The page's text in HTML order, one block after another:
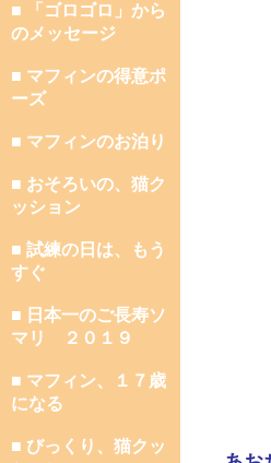
■ 「ゴロゴロ」から
のメッセージ
■ マフィンの得意ポ
ーズ
■ マフィンのお泊り
■ おそろいの、猫ク
ッション
■ 試練の日は、もう
すぐ
■ 日本一のご長寿ソ
マリ ２０１９
■ マフィン、１７歳
になる
■ びっくり、猫クッ